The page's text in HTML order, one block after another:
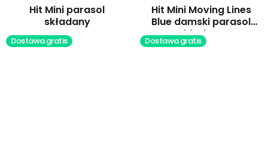
Hit Mini parasol
składany
Dostawa gratis
Hit Mini Moving Lines
Blue damski parasol
składany
Dostawa gratis